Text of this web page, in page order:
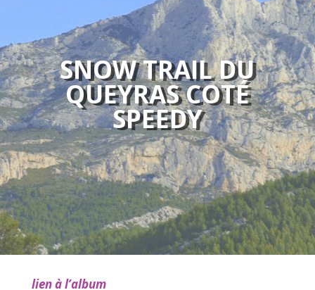
SNOW TRAIL DU
QUEYRAS COTÉ
SPEEDY
lien à l’album